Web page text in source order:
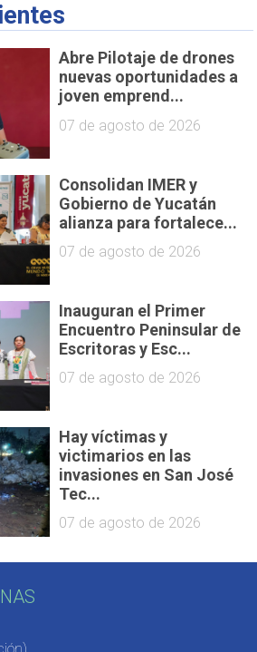
Abre Pilotaje de drones
nuevas oportunidades a
joven emprend...
07 de agosto de 2026
Consolidan IMER y
Gobierno de Yucatán
alianza para fortalece...
07 de agosto de 2026
Inauguran el Primer
Encuentro Peninsular de
Escritoras y Esc...
07 de agosto de 2026
Hay víctimas y
victimarios en las
invasiones en San José
Tec...
07 de agosto de 2026